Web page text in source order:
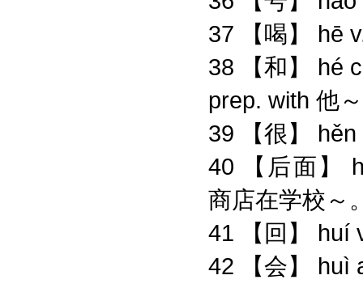
37 【喝】 hē
38 【和】 hé
prep. with 他
39 【很】
40 【后面】
商店在学校～
41 【回】 huí
42 【会】 huì